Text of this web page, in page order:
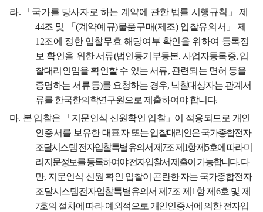
라. 「 국가를 당사자로 하는 계약에 관한 법률 시행규칙 」제
44조 및 「(계약예규)물품구매(제조) 입찰유의서 」제
12조에 정한 입찰무효 해당여부 확인을 위하여 등록정
보 확인을 위한 서류(법인등기부등본, 사업자등록증, 입
찰대리인임을 확인할 수 있는 서류, 관련되는 면허 등을
증명하는 서류 등)를 요청하는 경우, 낙찰대상자는 관계서
류를 한국한의학연구원으로 제출하여야 합니다.
마. 본 입찰은 「 지문인식 신원확인 입찰」 이 적용되므로 개인
인증서를 보유한 대표자 또는 입찰대리인은 국가종합전자
조달시스템 전자입찰특별유의서 제 7조 제 1항 제 5호에 따라 미
리 지문정보를 등록하여야 전자입찰서 제출이 가능합니 다.다
만, 지문인식 신원 확인 입찰이 곤란한 자는 국가종합전자
조달시스템전자입찰특별유의서 제 7조 제 1 항 제 6호 및 제
7호의 절차에 따라 예외적으로 개인인증서에 의한 전자입